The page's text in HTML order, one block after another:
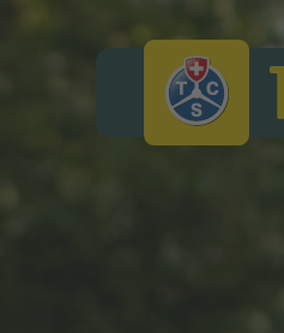
TCS Camping